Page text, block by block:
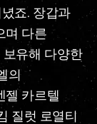
죠. 장갑과
며 다른
유해 다양한
의
젤 카르텔
질럿 로열티